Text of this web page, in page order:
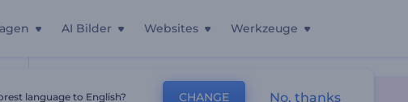
AI Bilder Websites Werkzeuge
TikTok Video-Vorlagen
language to English? CHANGE No, thanks